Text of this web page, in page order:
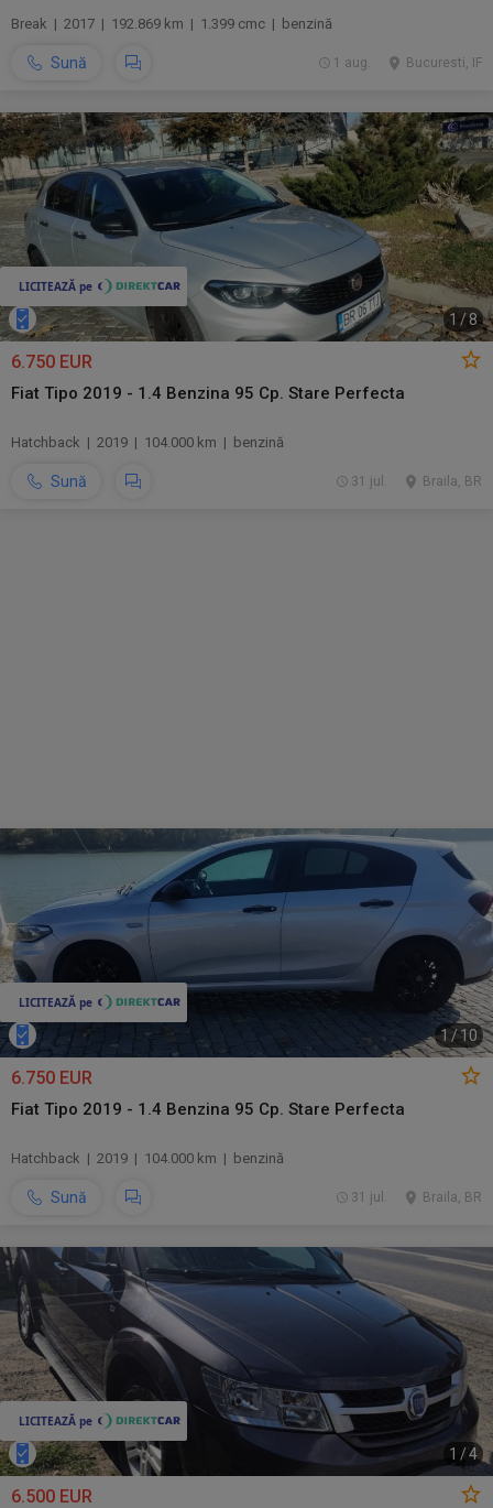
Break | 2017 | 192.869 km | 1.399 cmc | benzină
Sună Bucuresti, IF
1 aug.
1 /8
6.750 EUR
Fiat Tipo 2019 - 1.4 Benzina 95 Cp. Stare Perfecta
Hatchback | 2019 | 104.000 km | benzină
Sună Braila, BR
31 jul.
1 /10
6.750 EUR
Fiat Tipo 2019 - 1.4 Benzina 95 Cp. Stare Perfecta
Hatchback | 2019 | 104.000 km | benzină
Sună Braila, BR
31 jul.
1 /4
6.500 EUR